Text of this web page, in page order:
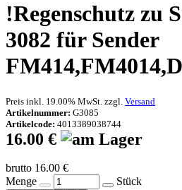
!Regenschutz zu
3082 für Sender
Preis inkl. 19.00% MwSt. zzgl. Versand
Artikelnummer: G3085
Artikelcode: 4013389038744
16.00 €
brutto 16.00 €
Menge
Stück